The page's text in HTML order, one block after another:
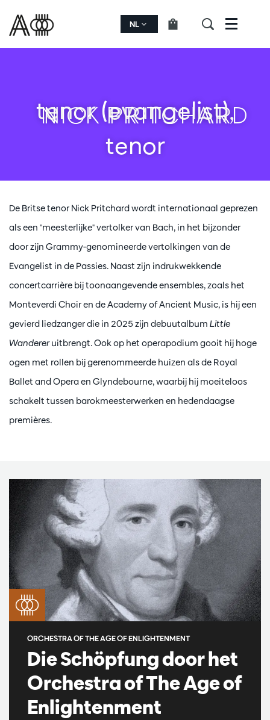
NL Menu
NICK PRITCHARD
tenor (evangelist),
tenor
De Britse tenor Nick Pritchard wordt internationaal geprezen
als een "meesterlijke" vertolker van Bach, in het bijzonder
door zijn Grammy-genomineerde vertolkingen van de
Evangelist in de Passies. Naast zijn indrukwekkende
concertcarrière bij toonaangevende ensembles, zoals het
Monteverdi Choir en de Academy of Ancient Music, is hij een
gevierd liedzanger die in 2025 zijn debuutalbum Little
Wandereruitbrengt. Ook op het operapodium gooit hij hoge
ogen met rollen bij gerenommeerde huizen als de Royal
Ballet and Opera en Glyndebourne, waarbij hij moeiteloos
schakelt tussen barokmeesterwerken en hedendaagse
premières.
Die Schöpfung door het
Orchestra of The Age of
Enlightenment
ORCHESTRA OF THE AGE OF ENLIGHTENMENT